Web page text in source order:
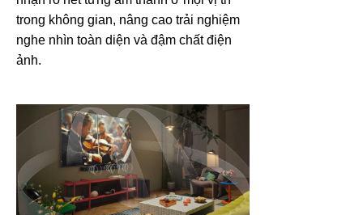
trong không gian, nâng cao trải nghiệm
nghe nhìn toàn diện và đậm chất điện
ảnh.